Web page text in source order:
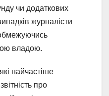
чи додаткових
журналісти
владою.
найчастіше
про